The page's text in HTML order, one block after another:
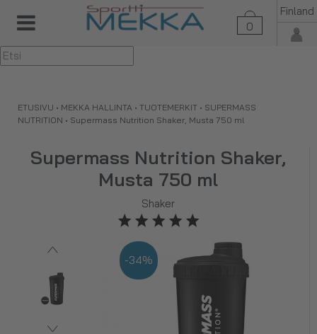
0
Finland
▼
ETUSIVU • MEKKA HALLINTA • TUOTEMERKIT • SUPERMASS
NUTRITION • Supermass Nutrition Shaker, Musta 750 ml
Supermass Nutrition Shaker,
Musta 750 ml
Shaker
-34%